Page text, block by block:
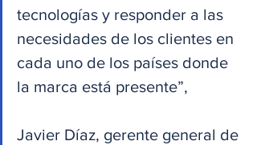
tecnologías y responder a las
necesidades de los clientes en
cada uno de los países donde
la marca está presente”,
Javier Díaz, gerente general de